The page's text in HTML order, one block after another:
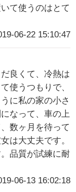
て使うのはとて
06-22 15:10:47
良くて、冷熱は
使うつもりで、
に私の家の小さ
なって、車の上
数ヶ月を待って
は大丈夫です。
品質が試練に耐
06-13 16:02:18